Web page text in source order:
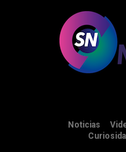
Noticias